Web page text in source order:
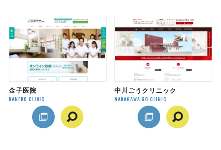
金子医院
KANEKO CLINIC
中川ごうクリニック
NAKAGAWA GO CLINIC